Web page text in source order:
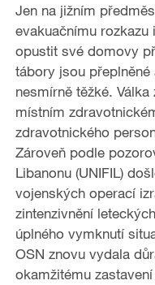
Jen na jižním
evakuačnímu rozkazu
opustit své domovy
tábory jsou
nesmírně těžké.
místním
zdravotnického
Zároveň podle
Libanonu (UNIFIL)
vojenských operací
zintenzivnění
úplného vymknutí
OSN znovu vydala
okamžitému